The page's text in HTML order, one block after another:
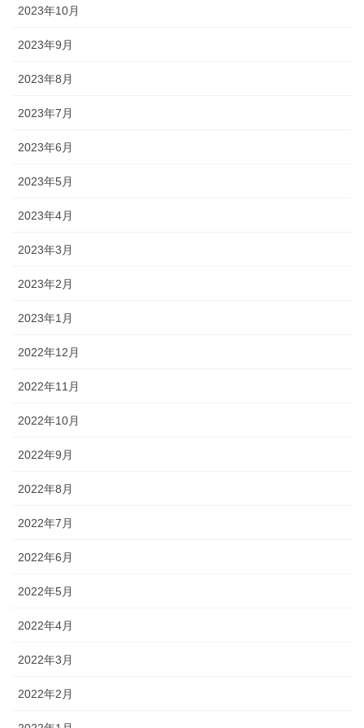
2023年10月
2023年9月
2023年8月
2023年7月
2023年6月
2023年5月
2023年4月
2023年3月
2023年2月
2023年1月
2022年12月
2022年11月
2022年10月
2022年9月
2022年8月
2022年7月
2022年6月
2022年5月
2022年4月
2022年3月
2022年2月